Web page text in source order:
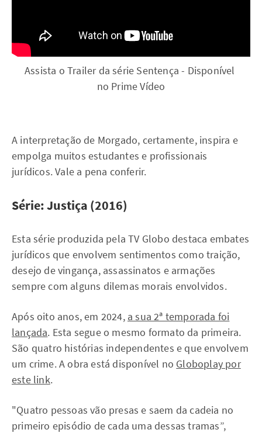
Assista o Trailer da série Sentença - Disponível
no Prime Vídeo
A interpretação de Morgado, certamente, inspira e
empolga muitos estudantes e profissionais
jurídicos. Vale a pena conferir.
Série: Justiça (2016)
Esta série produzida pela TV Globo destaca embates
jurídicos que envolvem sentimentos como traição,
desejo de vingança, assassinatos e armações
sempre com alguns dilemas morais envolvidos.
Após oito anos, em 2024, a sua 2ª temporada foi
lançada. Esta segue o mesmo formato da primeira.
São quatro histórias independentes e que envolvem
um crime. A obra está disponível no Globoplay por
este link.
"Quatro pessoas vão presas e saem da cadeia no
primeiro episódio de cada uma dessas tramas”,